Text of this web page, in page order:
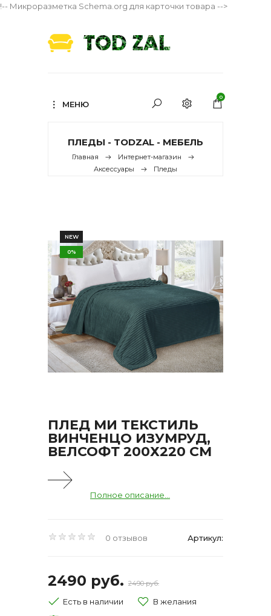
!-- Микроразметка Schema.org для карточки товара -->
МЕНЮ
0
ПЛЕДЫ - TODZAL - МЕБЕЛЬ
Главная
Интернет-магазин
Аксессуары
Пледы
NEW
0%
ПЛЕД МИ ТЕКСТИЛЬ
ВИНЧЕНЦО ИЗУМРУД,
ВЕЛСОФТ 200Х220 СМ
Полное описание...
0 отзывов Артикул:
2490 руб. 2490 руб.
Есть в наличии